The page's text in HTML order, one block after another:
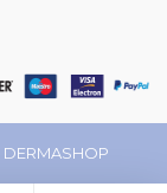
DERMASHOP